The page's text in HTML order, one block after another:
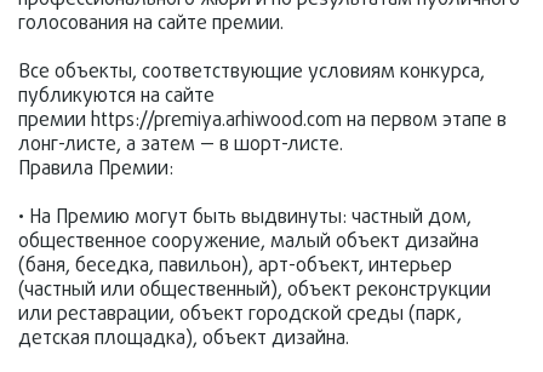
голосования на сайте премии.
Все объекты, соответствующие условиям конкурса,
публикуются на сайте
премии https://premiya.arhiwood.com на первом этапе в
лонг-листе, а затем — в шорт-листе.
Правила Премии:
• На Премию могут быть выдвинуты: частный дом,
общественное сооружение, малый объект дизайна
(баня, беседка, павильон), арт-объект, интерьер
(частный или общественный), объект реконструкции
или реставрации, объект городской среды (парк,
детская площадка), объект дизайна.